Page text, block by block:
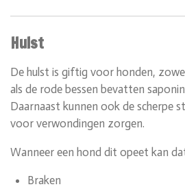
Hulst
De hulst is giftig voor honden,
als de rode bessen bevatten
Daarnaast kunnen ook de scherpe
voor verwondingen zorgen.
Wanneer een hond dit opeet kan
Braken